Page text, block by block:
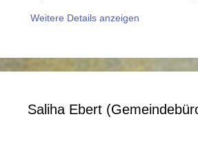
Weitere Details anzeigen
Saliha Ebert